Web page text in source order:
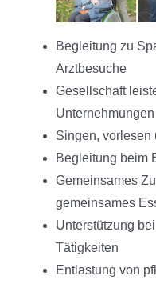
Begleitung zu
Arztbesuche
Gesellschaft
Unternehmungen
Singen, vorlesen
Begleitung beim
Gemeinsames
gemeinsames
Unterstützung
Tätigkeiten
Entlastung von